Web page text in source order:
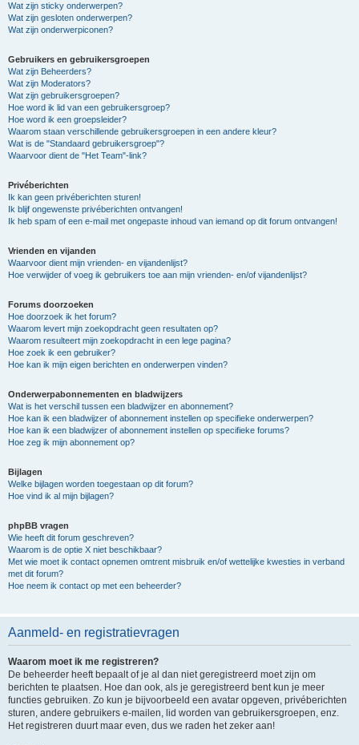
Wat zijn sticky onderwerpen?
Wat zijn gesloten onderwerpen?
Wat zijn onderwerpiconen?
Gebruikers en gebruikersgroepen
Wat zijn Beheerders?
Wat zijn Moderators?
Wat zijn gebruikersgroepen?
Hoe word ik lid van een gebruikersgroep?
Hoe word ik een groepsleider?
Waarom staan verschillende gebruikersgroepen in een andere kleur?
Wat is de "Standaard gebruikersgroep"?
Waarvoor dient de "Het Team"-link?
Privéberichten
Ik kan geen privéberichten sturen!
Ik blijf ongewenste privéberichten ontvangen!
Ik heb spam of een e-mail met ongepaste inhoud van iemand op dit forum ontvangen!
Vrienden en vijanden
Waarvoor dient mijn vrienden- en vijandenlijst?
Hoe verwijder of voeg ik gebruikers toe aan mijn vrienden- en/of vijandenlijst?
Forums doorzoeken
Hoe doorzoek ik het forum?
Waarom levert mijn zoekopdracht geen resultaten op?
Waarom resulteert mijn zoekopdracht in een lege pagina?
Hoe zoek ik een gebruiker?
Hoe kan ik mijn eigen berichten en onderwerpen vinden?
Onderwerpabonnementen en bladwijzers
Wat is het verschil tussen een bladwijzer en abonnement?
Hoe kan ik een bladwijzer of abonnement instellen op specifieke onderwerpen?
Hoe kan ik een bladwijzer of abonnement instellen op specifieke forums?
Hoe zeg ik mijn abonnement op?
Bijlagen
Welke bijlagen worden toegestaan op dit forum?
Hoe vind ik al mijn bijlagen?
phpBB vragen
Wie heeft dit forum geschreven?
Waarom is de optie X niet beschikbaar?
Met wie moet ik contact opnemen omtrent misbruik en/of wettelijke kwesties in verband
met dit forum?
Hoe neem ik contact op met een beheerder?
Aanmeld- en registratievragen
Waarom moet ik me registreren?
De beheerder heeft bepaalt of je al dan niet geregistreerd moet zijn om
berichten te plaatsen. Hoe dan ook, als je geregistreerd bent kun je meer
functies gebruiken. Zo kun je bijvoorbeeld een avatar opgeven, privéberichten
sturen, andere gebruikers e-mailen, lid worden van gebruikersgroepen, enz.
Het registreren duurt maar even, dus we raden het zeker aan!